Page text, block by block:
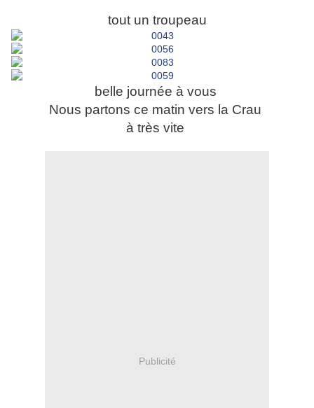
tout un troupeau
belle journée à vous
Nous partons ce matin vers la Crau
à très vite
Publicité